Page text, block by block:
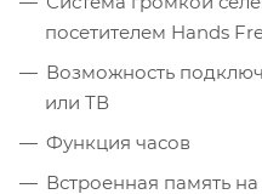
посетителем Hands
Возможность
или ТВ
Функция часов
Встроенная память